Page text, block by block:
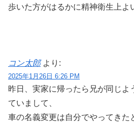
歩いた方がはるかに精神衛生上よ
コン太郎 より:
2025年1月26日 6:26 PM
昨日、実家に帰ったら兄が同じよ
ていまして、
車の名義変更は自分でやってきた